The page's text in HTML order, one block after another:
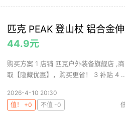
匹克 PEAK 登山杖 铝合金
44.9元
购买方案 1 店铺 匹克户外装备旗舰店 ,
取【隐藏优惠】，购买更省！ 3 补贴 4
2026-4-10 20:30
值！ +0
不值 -0